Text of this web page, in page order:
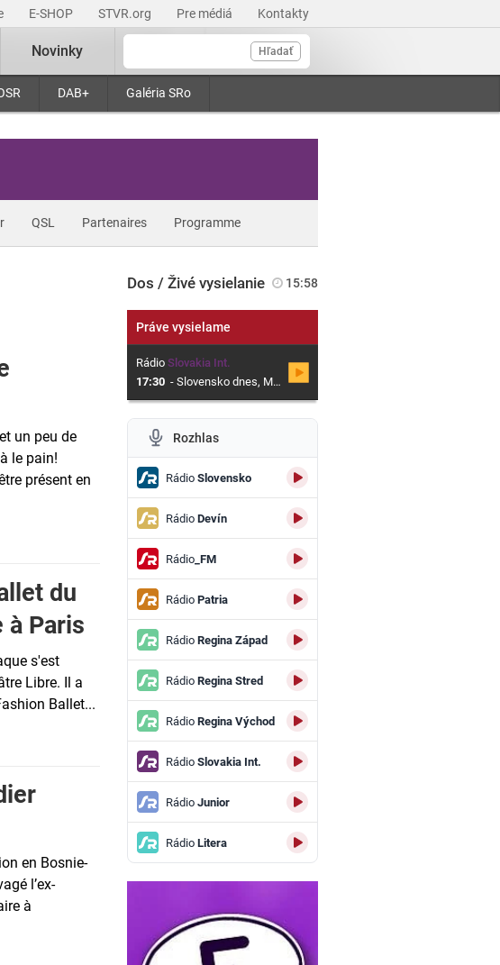
E-SHOP STVR.org Pre médiá Kontakty
Hľadať
DAB+ Galéria SRo
Novinky
QSL Partenaires Programme
un peu de
le pain!
présent en
du
à Paris
s'est
Libre. Il a
Ballet...
en Bosnie-
l’ex-
à
Dos / Živé vysielanie 15:58
Práve vysielame
RádioSlovakia Int.
17:30 - Slovensko dnes, Magazín o Slovensku
Rozhlas
RádioSlovensko
RádioDevín
Rádio_FM
RádioPatria
RádioRegina Západ
RádioRegina Stred
RádioRegina Východ
RádioSlovakia Int.
RádioJunior
RádioLitera